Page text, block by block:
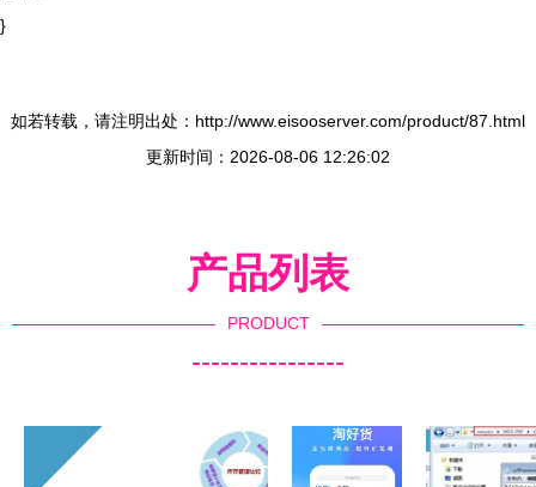
}
如若转载，请注明出处：http://www.eisooserver.com/product/87.html
更新时间：2026-08-06 12:26:02
产品列表
PRODUCT
----------------